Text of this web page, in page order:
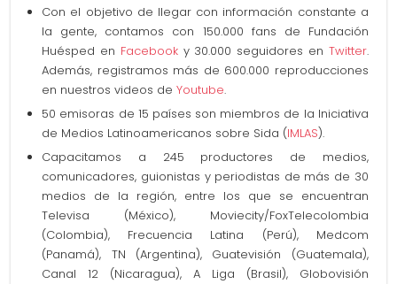
Con el objetivo de llegar con información constante a
la gente, contamos con 150.000 fans de Fundación
Huésped en Facebooky 30.000 seguidores en Twitter.
Además, registramos más de 600.000 reproducciones
en nuestros videos deYoutube.
50 emisoras de 15 países son miembros de la Iniciativa
de Medios Latinoamericanos sobre Sida (IMLAS).
Capacitamos a 245 productores de medios,
comunicadores, guionistas y periodistas de más de 30
medios de la región, entre los que se encuentran
Televisa (México), Moviecity/FoxTelecolombia
(Colombia), Frecuencia Latina (Perú), Medcom
(Panamá), TN (Argentina), Guatevisión (Guatemala),
Canal 12 (Nicaragua), A Liga (Brasil), Globovisión